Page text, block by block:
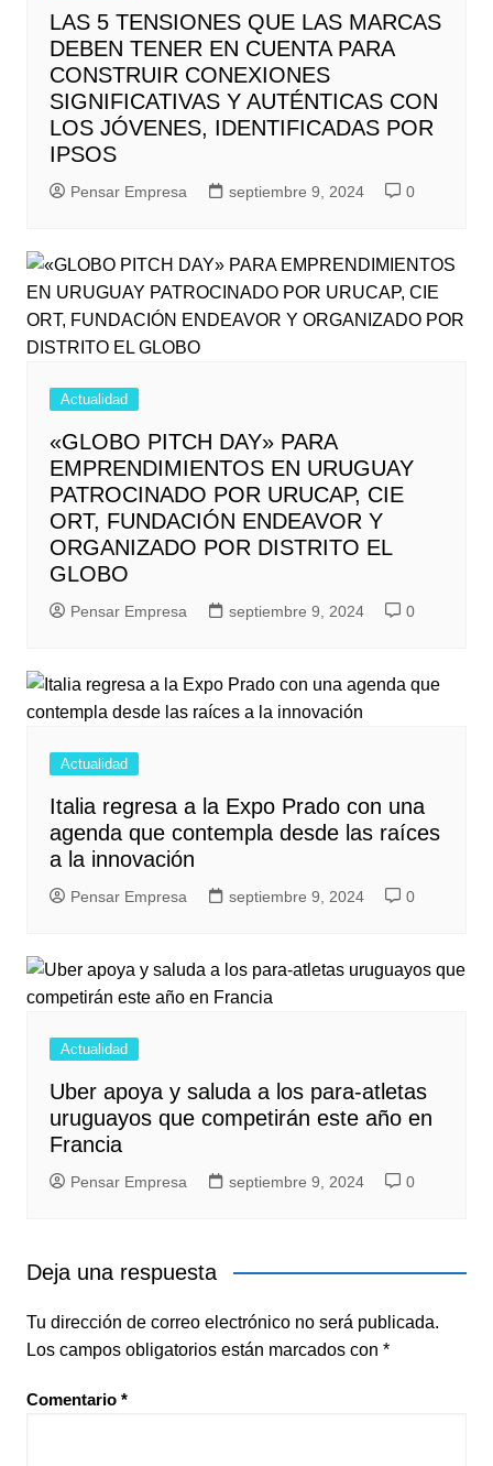
LAS 5 TENSIONES QUE LAS MARCAS
DEBEN TENER EN CUENTA PARA
CONSTRUIR CONEXIONES
SIGNIFICATIVAS Y AUTÉNTICAS CON
LOS JÓVENES, IDENTIFICADAS POR
IPSOS
Pensar Empresa septiembre 9, 2024 0
Actualidad
«GLOBO PITCH DAY» PARA
EMPRENDIMIENTOS EN URUGUAY
PATROCINADO POR URUCAP, CIE
ORT, FUNDACIÓN ENDEAVOR Y
ORGANIZADO POR DISTRITO EL
GLOBO
Pensar Empresa septiembre 9, 2024 0
Actualidad
Italia regresa a la Expo Prado con una
agenda que contempla desde las raíces
a la innovación
Pensar Empresa septiembre 9, 2024 0
Actualidad
Uber apoya y saluda a los para-atletas
uruguayos que competirán este año en
Francia
Pensar Empresa septiembre 9, 2024 0
Deja una respuesta
Tu dirección de correo electrónico no será publicada.
Los campos obligatorios están marcados con *
Comentario *